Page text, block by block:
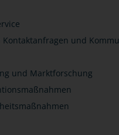
und
und Marktforschung